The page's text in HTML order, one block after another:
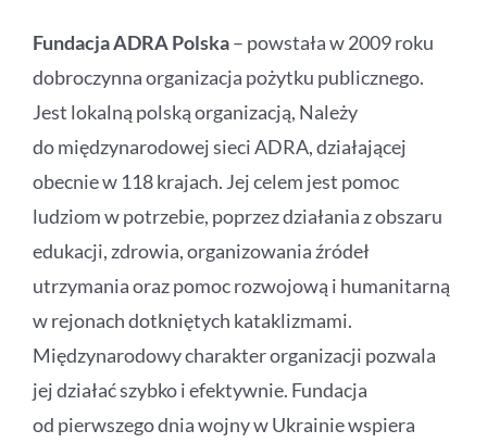
Fundacja ADRA Polska– powstała w 2009 roku
dobroczynna organizacja pożytku publicznego.
Jest lokalną polską organizacją, Należy
do międzynarodowej sieci ADRA, działającej
obecnie w 118 krajach. Jej celem jest pomoc
ludziom w potrzebie, poprzez działania z obszaru
edukacji, zdrowia, organizowania źródeł
utrzymania oraz pomoc rozwojową i humanitarną
w rejonach dotkniętych kataklizmami.
Międzynarodowy charakter organizacji pozwala
jej działać szybko i efektywnie. Fundacja
od pierwszego dnia wojny w Ukrainie wspiera